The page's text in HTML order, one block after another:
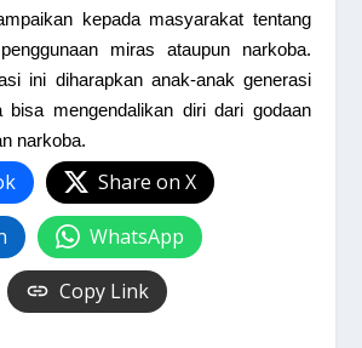
kepada masyarakat tentang
miras ataupun narkoba.
ini diharapkan anak-anak generasi
bisa mengendalikan diri dari godaan
narkoba.
Share on X
WhatsApp
Copy Link